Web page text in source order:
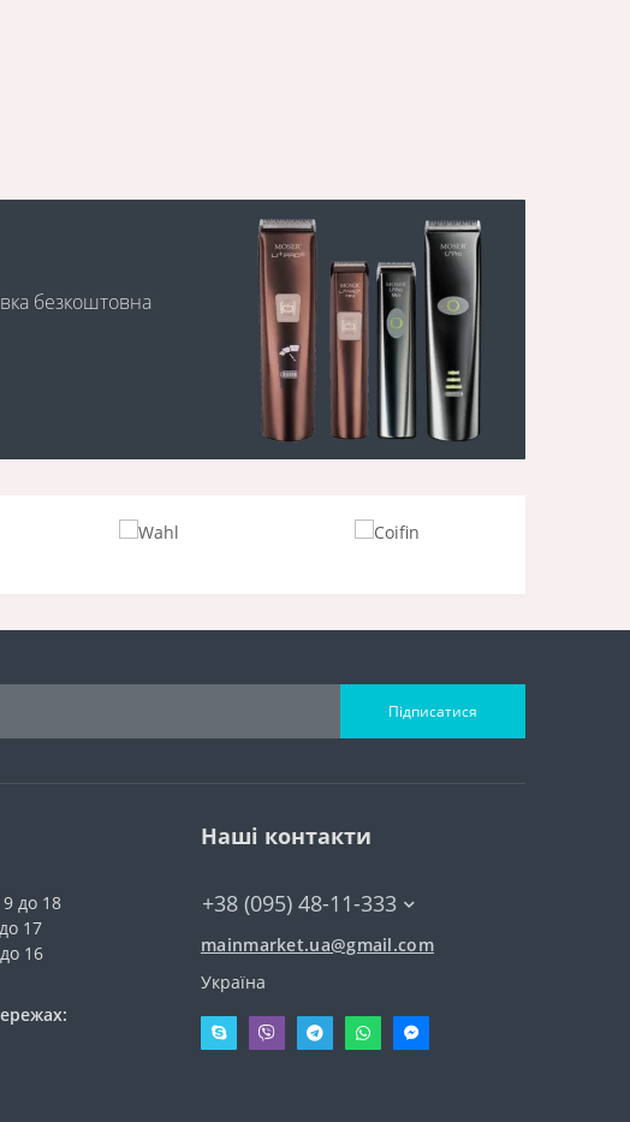
безкоштовна
Підписатися
до 18
17
16
Наші контакти
+38 (095) 48-11-333
mainmarket.ua@gmail.com
Україна